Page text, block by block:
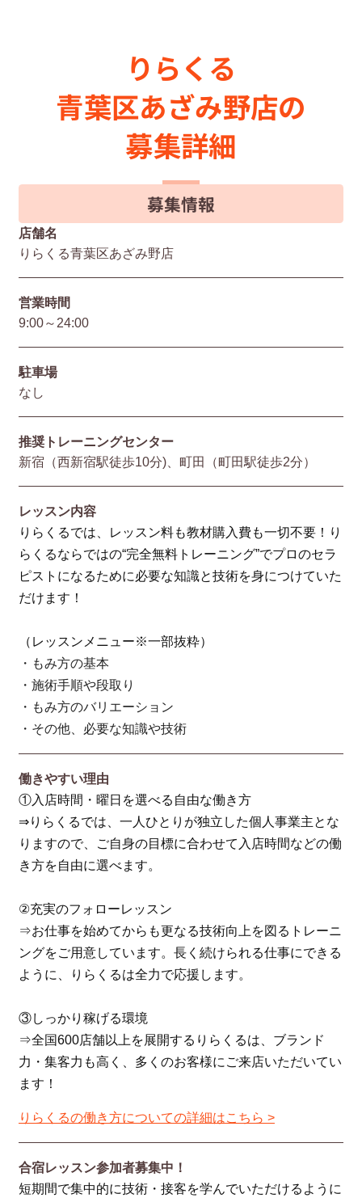
りらくる
青葉区あざみ野店の
募集詳細
募集情報
店舗名
りらくる青葉区あざみ野店
営業時間
9:00～24:00
駐⾞場
なし
推奨トレーニングセンター
新宿（西新宿駅徒歩10分)、町田（町田駅徒歩2分）
レッスン内容
りらくるでは、レッスン料も教材購入費も一切不要！り
らくるならではの“完全無料トレーニング”でプロのセラ
ピストになるために必要な知識と技術を身につけていた
だけます！
（レッスンメニュー※一部抜粋）
・もみ方の基本
・施術手順や段取り
・もみ方のバリエーション
・その他、必要な知識や技術
働きやすい理由
①入店時間・曜日を選べる自由な働き方
⇒りらくるでは、一人ひとりが独立した個人事業主とな
りますので、ご自身の目標に合わせて入店時間などの働
き方を自由に選べます。
②充実のフォローレッスン
⇒お仕事を始めてからも更なる技術向上を図るトレーニ
ングをご用意しています。長く続けられる仕事にできる
ように、りらくるは全力で応援します。
③しっかり稼げる環境
⇒全国600店舗以上を展開するりらくるは、ブランド
力・集客力も高く、多くのお客様にご来店いただいてい
ます！
りらくるの働き方についての詳細はこちら >
合宿レッスン参加者募集中！
短期間で集中的に技術・接客を学んでいただけるように